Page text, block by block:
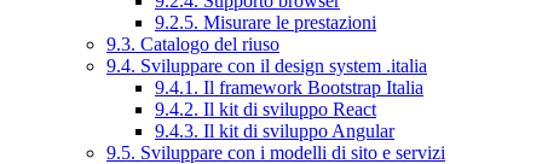
9.2.5. Misurare le prestazioni
9.3. Catalogo del riuso
9.4. Sviluppare con il design system .italia
9.4.1. Il framework Bootstrap Italia
9.4.2. Il kit di sviluppo React
9.4.3. Il kit di sviluppo Angular
9.5. Sviluppare con i modelli di sito e servizi